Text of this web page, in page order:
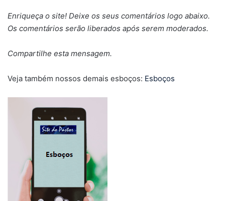
Enriqueça o site! Deixe os seus comentários logo abaixo.
Os comentários serão liberados após serem moderados.
Compartilhe esta mensagem.
Veja também nossos demais esboços: Esboços